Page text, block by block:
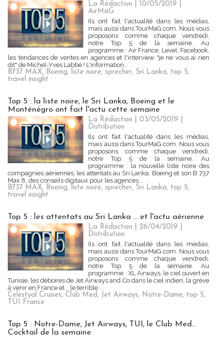
La Rédaction | 10/05/2019
AirMaG
Ils ont fait l'actualité dans les médias,
mais aussi dans TourMaG.com. Nous vous
proposons comme chaque vendredi,
notre Top 5 de la semaine. Au
programme : Air France, Level, Facebook,
les tendances de ventes en agences et l'interview "je ne vous ai rien
dit" de Michel-Yves Labbé ! L'information...
B737 MAX, Boeing, liste noire, sprecher, Sri Lanka, top 5,
travel insight
Top 5 : la liste noire, le Sri Lanka, Boeing et le
Monténégro ont fait l'actu cette semaine
La Rédaction | 03/05/2019
Distribution
Ils ont fait l'actualité dans les médias,
mais aussi dans TourMaG.com. Nous vous
proposons comme chaque vendredi,
notre Top 5 de la semaine. Au
programme : la nouvelle liste noire des
compagnies aériennes, les attentats au Sri Lanka, Boeing et son B 737
Max 8, des conseils digitaux pour les agences...
B737 MAX, Boeing, liste noire, sprecher, Sri Lanka, top 5,
travel insight
Top 5 : les attentats au Sri Lanka ... et l'actu aérienne
La Rédaction | 26/04/2019
Distribution
Ils ont fait l'actualité dans les médias,
mais aussi dans TourMaG.com. Nous vous
proposons comme chaque vendredi,
notre Top 5 de la semaine. Au
programme : XL Airways, le ciel ouvert en
Tunisie, les déboires de Jet Airways and Co dans le ciel indien, la grève
à venir en France et... le terrible...
Celestyal Cruises, Club Med, Jet Airways, Notre-Dame, top 5,
TUI France
Top 5 : Notre-Dame, Jet Airways, TUI, le Club Med...
Cocktail de la semaine